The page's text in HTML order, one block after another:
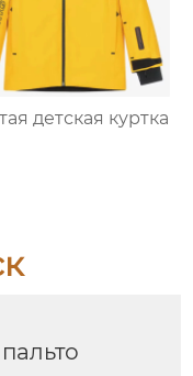
детская куртка